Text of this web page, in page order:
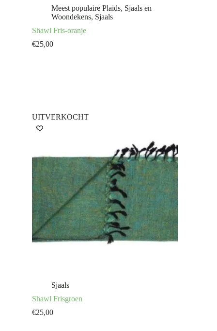
Meest populaire Plaids, Sjaals en
Woondekens, Sjaals
Shawl Fris-oranje
€25,00
UITVERKOCHT
Sjaals
Shawl Frisgroen
€25,00